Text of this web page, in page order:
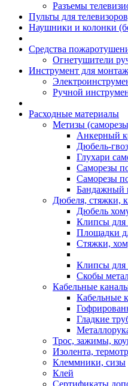
Разъемы
Пульты для
Наушники и колонки
Средства
Огнетушители
Инструмент для
Ручной
Расходные материалы
Метизы
Анкерный
Дюбель-
Глухари
Саморезы
Саморезы
Бандажный
Дюбеля, стяжки,
Дюбель
Клипсы для
Площадки
Стяжки,
Клипсы для
Скобы
Кабельные
Кабельные
Гладкие
Трос, зажимы,
Изолента,
Клеммники, сизы
Клей
Сертификаты